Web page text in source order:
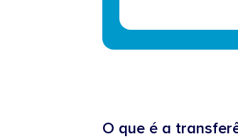
O que é a